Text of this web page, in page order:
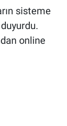
sisteme
online